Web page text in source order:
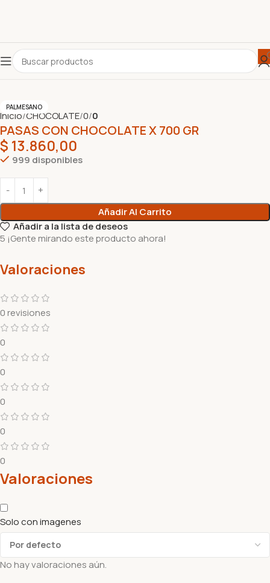
PALMESANO
Inicio CHOCOLATE 0 0
PASAS CON CHOCOLATE X 700 GR
$ 13.860,00
999 disponibles
Añadir Al Carrito
Añadir a la lista de deseos
5 ¡Gente mirando este producto ahora!
Valoraciones
0 revisiones
0
0
0
0
0
Valoraciones
Solo con imagenes
No hay valoraciones aún.